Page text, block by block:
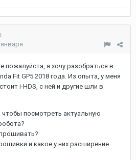
пожалуйста, я хочу разобраться в
Fit GP5 2018 года. Из опыта, у меня
i-HDS, с ней и другие шли в
посмотреть актуальную
и какое у них расширение